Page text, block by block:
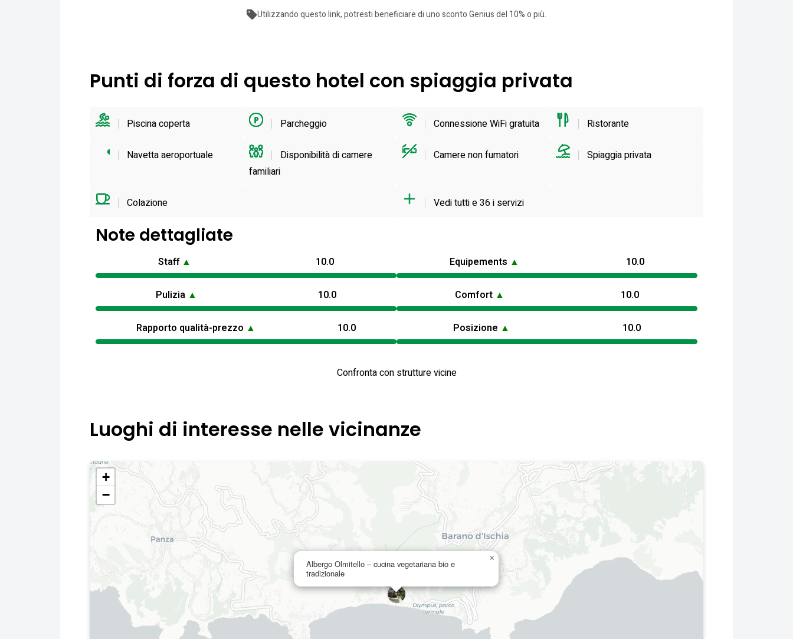
Utilizzando questo link, potresti beneficiare di uno sconto Genius del 10% o più.
Punti di forza di questo hotel con spiaggia privata
Piscina coperta Parcheggio Connessione WiFi gratuita Ristorante
Navetta aeroportuale
Disponibilità di camere
familiari
Camere non fumatori Spiaggia privata
Colazione Vedi tutti e 36 i servizi
Note dettagliate
Staff ▲ 10.0 Equipements ▲ 10.0
Pulizia ▲ 10.0 Comfort ▲ 10.0
Rapporto qualità-prezzo ▲ 10.0 Posizione ▲ 10.0
Confronta con strutture vicine
Luoghi di interesse nelle vicinanze
Albergo Olmitello – cucina vegetariana bio e
tradizionale
×
+
−